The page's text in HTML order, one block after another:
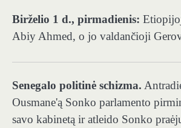
Birželio 1 d., pirmadienis:
Abiy Ahmed, o jo valdančioji
Senegalo politinė schizma.
Ousmane'ą Sonko parlamento
savo kabinetą ir atleido Sonko